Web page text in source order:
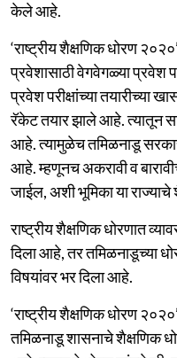
केले आहे.
‘राष्ट्रीय शैक्षणिक धोरण
प्रवेशासाठी वेगवेगळ्या प्रवेश
प्रवेश परीक्षांच्या तयारीच्या
रॅकेट तयार झाले आहे. त्यातून
आहे. त्यामुळेच तमिळनाडू सरकार
आहे. म्हणूनच अकरावी व
जाईल, अशी भूमिका या
राष्ट्रीय शैक्षणिक धोरणात
दिला आहे, तर तमिळनाडूच्या
विषयांवर भर दिला आहे.
‘राष्ट्रीय शैक्षणिक धोरण
तमिळनाडू शासनाचे शैक्षणिक